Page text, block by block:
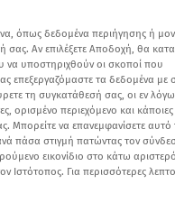
αναζήτησης
όπως δεδομένα περιήγησης ή
Αν επιλέξετε Αποδοχή, θα
να υποστηριχθούν οι σκοποί που
επεξεργαζόμαστε τα δεδομένα με
τη συγκατάθεσή σας, οι εν λόγω
ορισμένο περιεχόμενο και
Μπορείτε να επανεμφανίσετε
πάσα στιγμή πατώντας τον
εικονίδιο στο κάτω
Ιστότοπος. Για περισσότερες